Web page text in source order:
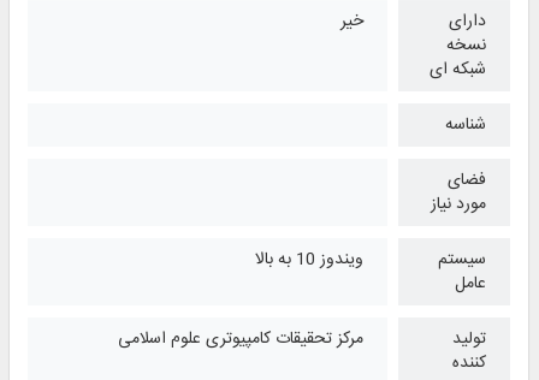
دارای
نسخه
شبکه ای
خیر
شناسه
فضای
مورد نیاز
سیستم
عامل
ویندوز 10 به بالا
تولید
کننده
مرکز تحقیقات کامپیوتری علوم اسلامی